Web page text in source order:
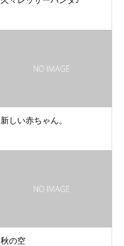
新しい赤ちゃん。
秋の空